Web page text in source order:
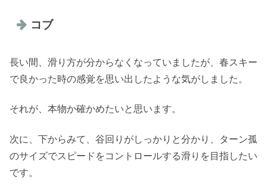
コブ
長い間、滑り方が分からなくなっていましたが、春スキー
で良かった時の感覚を思い出したような気がしました。
それが、本物か確かめたいと思います。
次に、下からみて、谷回りがしっかりと分かり、ターン孤
のサイズでスピードをコントロールする滑りを目指したい
です。